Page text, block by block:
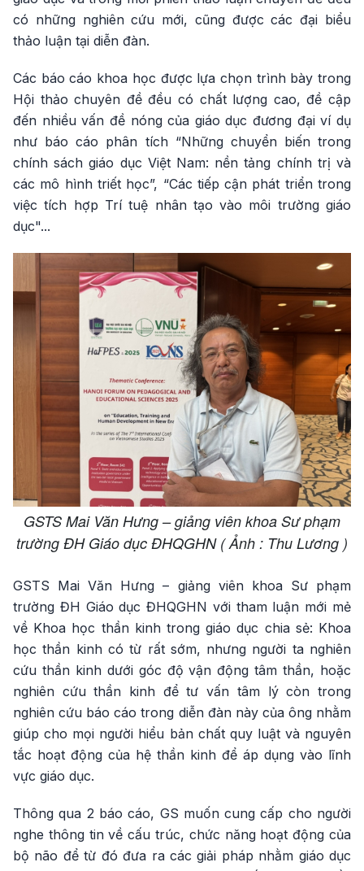
có những nghiên cứu mới, cũng được các đại biểu
thảo luận tại diễn đàn.
Các báo cáo khoa học được lựa chọn trình bày trong
Hội thảo chuyên đề đều có chất lượng cao, đề cập
đến nhiều vấn đề nóng của giáo dục đương đại ví dụ
như báo cáo phân tích “Những chuyển biến trong
chính sách giáo dục Việt Nam: nền tảng chính trị và
các mô hình triết học”, “Các tiếp cận phát triển trong
việc tích hợp Trí tuệ nhân tạo vào môi trường giáo
dục"...
GSTS Mai Văn Hưng – giảng viên khoa Sư phạm
trường ĐH Giáo dục ĐHQGHN ( Ảnh : Thu Lương )
GSTS Mai Văn Hưng – giảng viên khoa Sư phạm
trường ĐH Giáo dục ĐHQGHN với tham luận mới mẻ
về Khoa học thần kinh trong giáo dục chia sẻ: Khoa
học thần kinh có từ rất sớm, nhưng người ta nghiên
cứu thần kinh dưới góc độ vận động tâm thần, hoặc
nghiên cứu thần kinh để tư vấn tâm lý còn trong
nghiên cứu báo cáo trong diễn đàn này của ông nhằm
giúp cho mọi người hiểu bản chất quy luật và nguyên
tắc hoạt động của hệ thần kinh để áp dụng vào lĩnh
vực giáo dục.
Thông qua 2 báo cáo, GS muốn cung cấp cho người
nghe thông tin về cấu trúc, chức năng hoạt động của
bộ não để từ đó đưa ra các giải pháp nhằm giáo dục